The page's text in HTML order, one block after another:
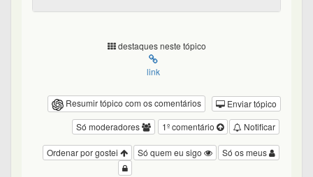
destaques neste tópico
link
Resumir tópico com os comentários
Enviar tópico
Notificar
1º comentário
Só moderadores
Só os meus
Só quem eu sigo
Ordenar por gostei